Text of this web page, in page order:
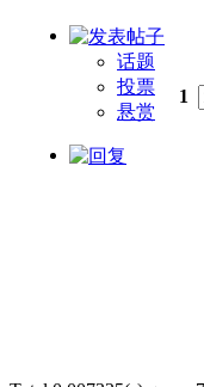
话题
投票
悬赏
1